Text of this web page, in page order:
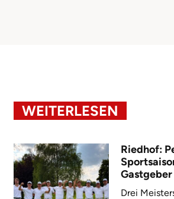
WEITERLESEN
Riedhof:
Gastgeber
Drei